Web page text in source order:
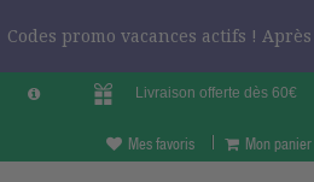
Codes promo vacances actifs !
Livraison offerte dès 60€
Mes favoris Mon panier